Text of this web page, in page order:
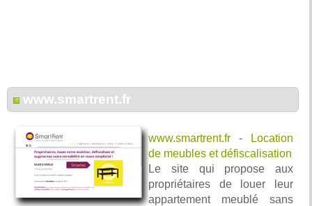
www.smartrent.fr
www.smartrent.fr -
Location
de meubles et défiscalisation
Le site qui propose aux
propriétaires de louer leur
appartement meublé sans